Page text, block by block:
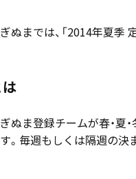
ぬまでは、「2014年夏季
ぬま登録チームが春・夏
。毎週もしくは隔週の決